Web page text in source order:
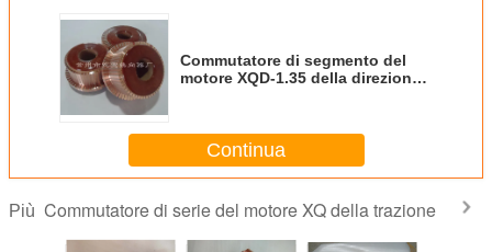
Commutatore di segmento del
motore XQD-1.35 della direzione
Continua
Più Commutatore di serie del motore XQ della trazione